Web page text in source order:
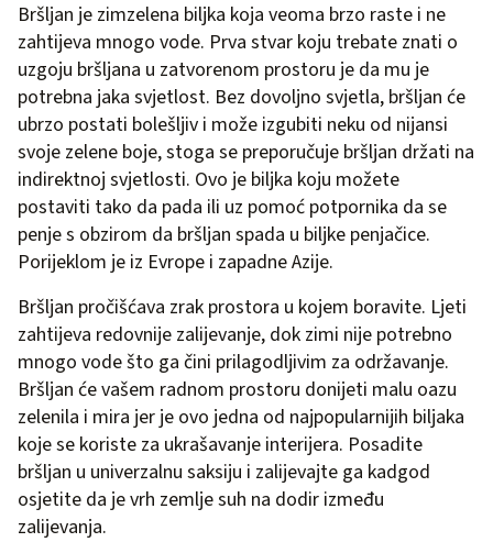
Bršljan je zimzelena biljka koja veoma brzo raste i ne
zahtijeva mnogo vode. Prva stvar koju trebate znati o
uzgoju bršljana u zatvorenom prostoru je da mu je
potrebna jaka svjetlost. Bez dovoljno svjetla, bršljan će
ubrzo postati bolešljiv i može izgubiti neku od nijansi
svoje zelene boje, stoga se preporučuje bršljan držati na
indirektnoj svjetlosti. Ovo je biljka koju možete
postaviti tako da pada ili uz pomoć potpornika da se
penje s obzirom da bršljan spada u biljke penjačice.
Porijeklom je iz Evrope i zapadne Azije.
Bršljan pročišćava zrak prostora u kojem boravite. Ljeti
zahtijeva redovnije zalijevanje, dok zimi nije potrebno
mnogo vode što ga čini prilagodljivim za održavanje.
Bršljan će vašem radnom prostoru donijeti malu oazu
zelenila i mira jer je ovo jedna od najpopularnijih biljaka
koje se koriste za ukrašavanje interijera. Posadite
bršljan u univerzalnu saksiju i zalijevajte ga kadgod
osjetite da je vrh zemlje suh na dodir između
zalijevanja.